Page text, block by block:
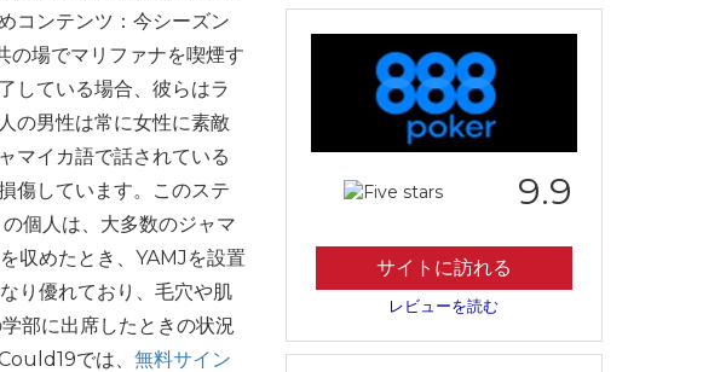
コンテンツ：今シーズン
場でマリファナを喫煙す
している場合、彼らはラ
の男性は常に女性に素敵
マイカ語で話されている
傷しています。このステ
個人は、大多数のジャマ
収めたとき、YAMJを設置
り優れており、毛穴や肌
部に出席したときの状況
では、 無料サイン
9.9
サイトに訪れる
レビューを読む